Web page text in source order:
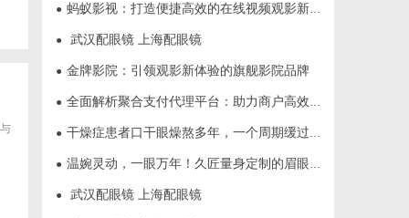
● 蚂蚁影视：打造便捷高效的在线视频观影新体验
● 武汉配眼镜 上海配眼镜
● 金牌影院：引领观影新体验的旗舰影院品牌
● 全面解析聚合支付代理平台：助力商户高效管理多渠道支付
● 干燥症患者口干眼燥熬多年，一个周期缓过来？老中医：一张辨证方对症，身体找回津液
● 温婉灵动，一眼万年！久匠量身定制的眉眼唇，才是你整张脸的点睛之笔！淡颜系女生的气质加分项
● 武汉配眼镜 上海配眼镜